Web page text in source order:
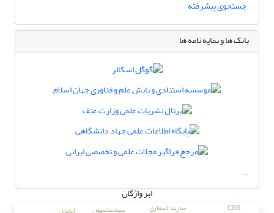
جستجوی پیشرفته
بانک ها و نمایه نامه ها
...
ابر واژگان
سیمانتاسیون سازند آسماری CBR